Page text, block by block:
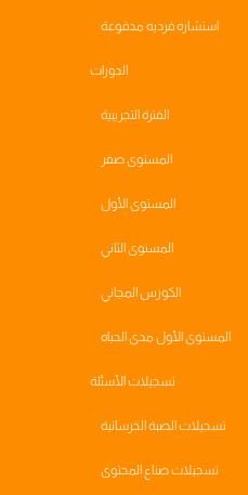
استشاره فرديه مدفوعة
الدورات
الفترة التجريبية
المستوى صفر
المستوى الأول
المستوى الثاني
الكورس المجاني
المستوى الأول مدى الحياه
تسجيلات الأسئلة
تسجيلات الصبة الخرسانية
تسجيلات صناع المحتوى